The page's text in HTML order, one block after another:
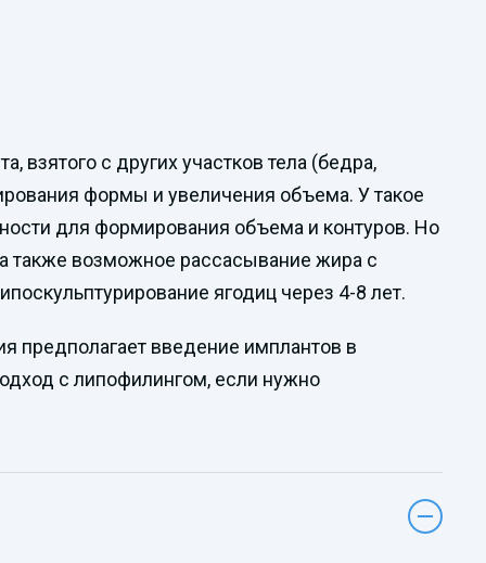
взятого с других участков тела (бедра,
формы и увеличения объема. У такое
для формирования объема и контуров. Но
также возможное рассасывание жира с
ягодиц через 4-8 лет.
предполагает введение имплантов в
с липофилингом, если нужно